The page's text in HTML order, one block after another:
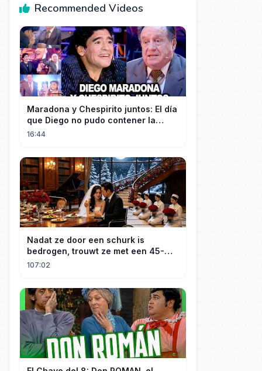
Recommended Videos
Maradona y Chespirito juntos: El día
que Diego no pudo contener la
emoción al conocer a su ídolo
16:44
Nadat ze door een schurk is
bedrogen, trouwt ze met een 45-
jarige, gehandicapte CEO. Verslaafd
107:02